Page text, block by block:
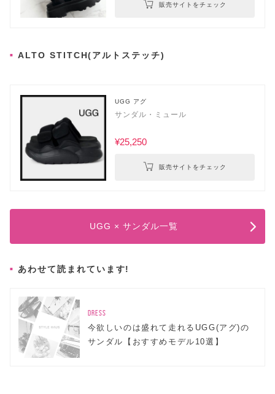
販売サイトをチェック
ALTO STITCH(アルトステッチ)
UGG アグ
サンダル・ミュール
¥25,250
販売サイトをチェック
UGG × サンダル一覧
あわせて読まれています!
DRESS
今欲しいのは盛れて走れるUGG(アグ)の
サンダル【おすすめモデル10選】